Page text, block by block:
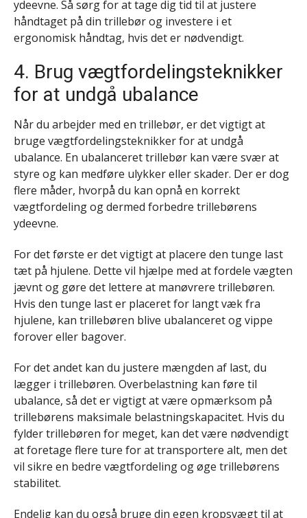
ydeevne. Så sørg for at tage dig tid til at justere
håndtaget på din trillebør og investere i et
ergonomisk håndtag, hvis det er nødvendigt.
4. Brug vægtfordelingsteknikker
for at undgå ubalance
Når du arbejder med en trillebør, er det vigtigt at
bruge vægtfordelingsteknikker for at undgå
ubalance. En ubalanceret trillebør kan være svær at
styre og kan medføre ulykker eller skader. Der er dog
flere måder, hvorpå du kan opnå en korrekt
vægtfordeling og dermed forbedre trillebørens
ydeevne.
For det første er det vigtigt at placere den tunge last
tæt på hjulene. Dette vil hjælpe med at fordele vægten
jævnt og gøre det lettere at manøvrere trillebøren.
Hvis den tunge last er placeret for langt væk fra
hjulene, kan trillebøren blive ubalanceret og vippe
forover eller bagover.
For det andet kan du justere mængden af last, du
lægger i trillebøren. Overbelastning kan føre til
ubalance, så det er vigtigt at være opmærksom på
trillebørens maksimale belastningskapacitet. Hvis du
fylder trillebøren for meget, kan det være nødvendigt
at foretage flere ture for at transportere alt, men det
vil sikre en bedre vægtfordeling og øge trillebørens
stabilitet.
Endelig kan du også bruge din egen kropsvægt til at